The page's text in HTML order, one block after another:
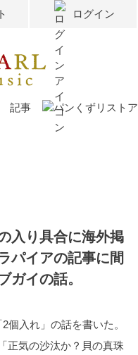
ログイン
記事
入り具合に海外掲
パイアの記事に間
ガイの話。
個入れ」の話を書いた。
正気の沙汰か？貝の真珠